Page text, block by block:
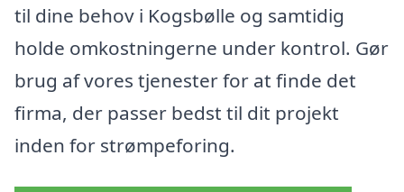
til dine behov i Kogsbølle og samtidig
holde omkostningerne under kontrol. Gør
brug af vores tjenester for at finde det
firma, der passer bedst til dit projekt
inden for strømpeforing.